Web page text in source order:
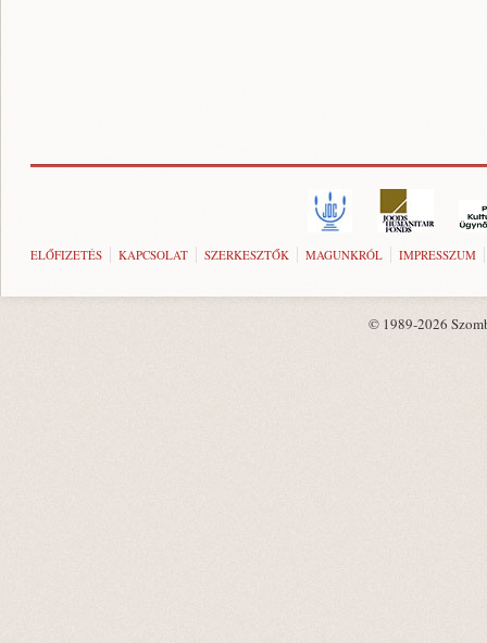
ELŐFIZETÉS KAPCSOLAT SZERKESZTŐK MAGUNKRÓL IMPRESSZUM
© 1989-2026